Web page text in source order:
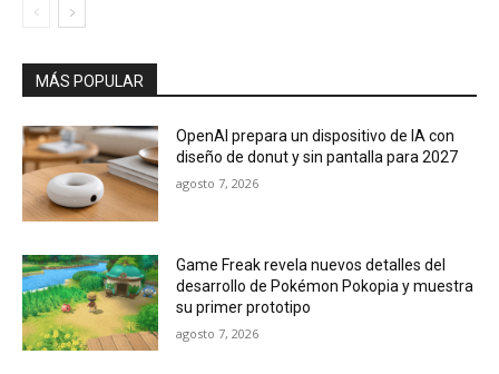
MÁS POPULAR
OpenAI prepara un dispositivo de IA con
diseño de donut y sin pantalla para 2027
agosto 7, 2026
Game Freak revela nuevos detalles del
desarrollo de Pokémon Pokopia y muestra
su primer prototipo
agosto 7, 2026